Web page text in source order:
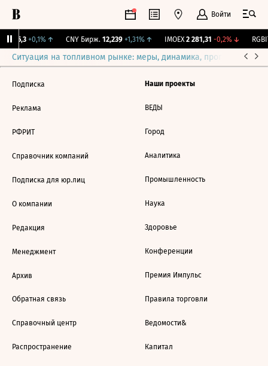
Войти
115,3 +0,1%↑ CNY Бирж. 12,239 +1,31%↑ IMOEX 2 281,31 -0,2%↓
Ситуация на топливном рынке: меры, динамика, прогнозы
Подписка
Реклама
РФРИТ
Справочник компаний
Подписка для юр.лиц
О компании
Редакция
Менеджмент
Архив
Обратная связь
Справочный центр
Распространение
Наши проекты
ВЕДЫ
Город
Аналитика
Промышленность
Наука
Здоровье
Конференции
Премия Импульс
Правила торговли
Ведомости&
Капитал